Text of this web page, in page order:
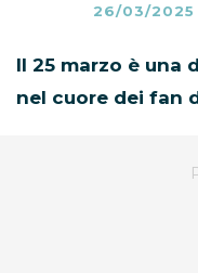
26/03/2025
Il 25 marzo è una
nel cuore dei fan